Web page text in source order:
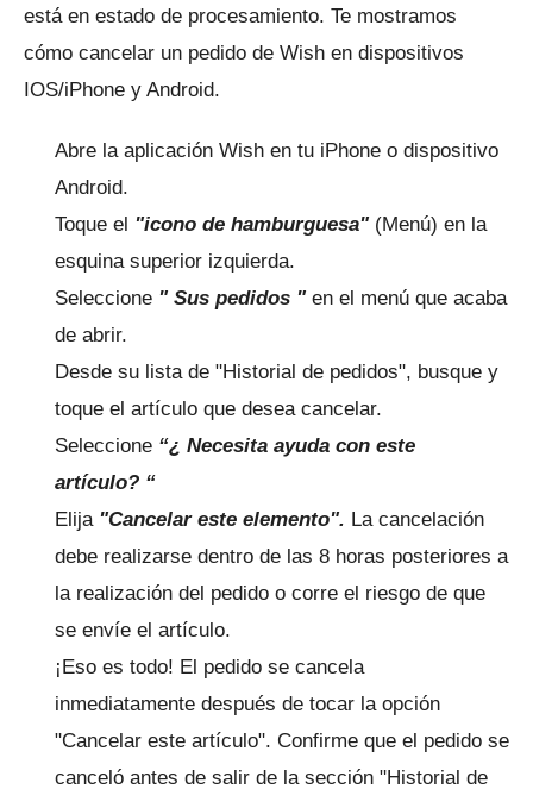
está en estado de procesamiento. Te mostramos
cómo cancelar un pedido de Wish en dispositivos
IOS/iPhone y Android.
Abre la aplicación Wish en tu iPhone o dispositivo
Android.
Toque el "icono de hamburguesa" (Menú) en la
esquina superior izquierda.
Seleccione " Sus pedidos " en el menú que acaba
de abrir.
Desde su lista de "Historial de pedidos", busque y
toque el artículo que desea cancelar.
Seleccione “¿ Necesita ayuda con este
artículo? “
Elija "Cancelar este elemento". La cancelación
debe realizarse dentro de las 8 horas posteriores a
la realización del pedido o corre el riesgo de que
se envíe el artículo.
¡Eso es todo! El pedido se cancela
inmediatamente después de tocar la opción
"Cancelar este artículo". Confirme que el pedido se
canceló antes de salir de la sección "Historial de